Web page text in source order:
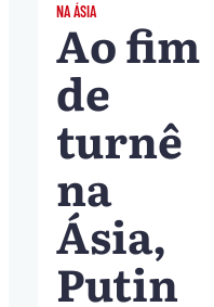
NA ÁSIA
Ao fim
de
turnê
na
Ásia,
Putin